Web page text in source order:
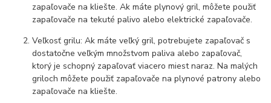
zapaľovače na kliešte. Ak máte plynový gril, môžete použiť
zapaľovače na tekuté palivo alebo elektrické zapaľovače.
Veľkosť grilu: Ak máte veľký gril, potrebujete zapaľovač s
dostatočne veľkým množstvom paliva alebo zapaľovač,
ktorý je schopný zapaľovať viacero miest naraz. Na malých
griloch môžete použiť zapaľovače na plynové patrony alebo
zapaľovače na kliešte.